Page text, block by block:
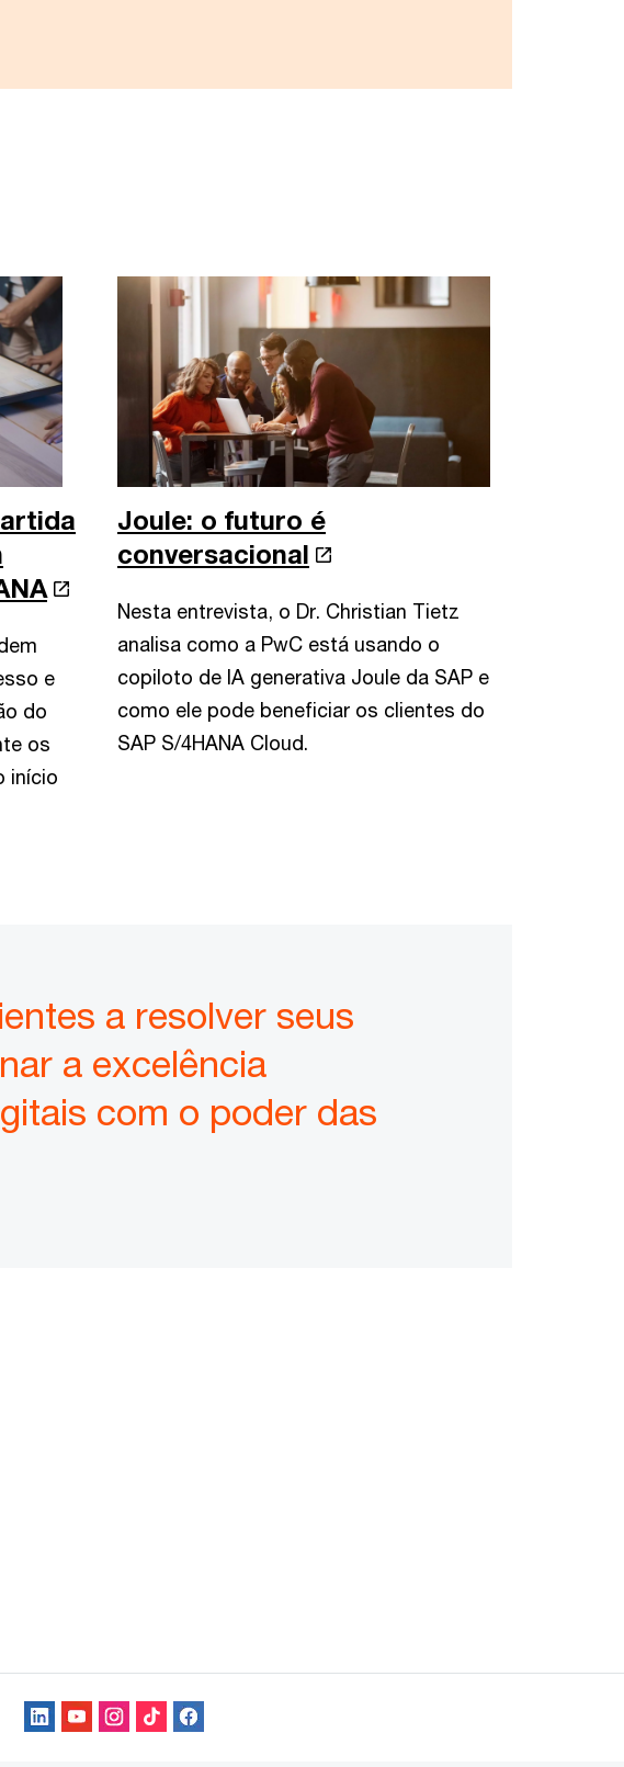
e
do
os
início
Joule: o futuro é
conversacional
Nesta entrevista, o Dr. Christian Tietz
analisa como a PwC está usando o
copiloto de IA generativa Joule da SAP e
como ele pode beneficiar os clientes do
SAP S/4HANA Cloud.
a resolver seus
a excelência
com o poder das